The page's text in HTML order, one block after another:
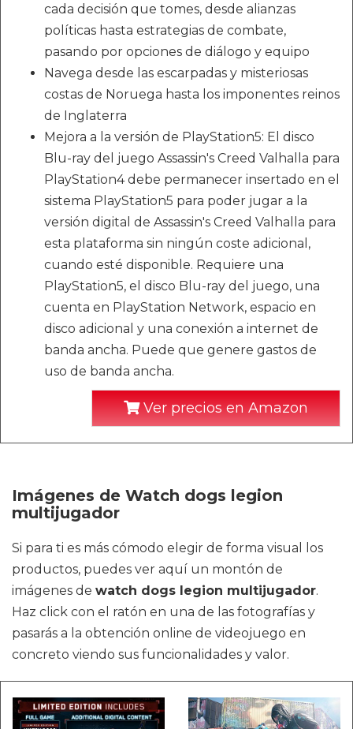
cada decisión que tomes, desde alianzas
políticas hasta estrategias de combate,
pasando por opciones de diálogo y equipo
Navega desde las escarpadas y misteriosas
costas de Noruega hasta los imponentes reinos
de Inglaterra
Mejora a la versión de PlayStation5: El disco
Blu-ray del juego Assassin's Creed Valhalla para
PlayStation4 debe permanecer insertado en el
sistema PlayStation5 para poder jugar a la
versión digital de Assassin's Creed Valhalla para
esta plataforma sin ningún coste adicional,
cuando esté disponible. Requiere una
PlayStation5, el disco Blu-ray del juego, una
cuenta en PlayStation Network, espacio en
disco adicional y una conexión a internet de
banda ancha. Puede que genere gastos de
uso de banda ancha.
Ver precios en Amazon
Imágenes de Watch dogs legion
multijugador
Si para ti es más cómodo elegir de forma visual los
productos, puedes ver aquí un montón de
imágenes de watch dogs legion multijugador.
Haz click con el ratón en una de las fotografías y
pasarás a la obtención online de videojuego en
concreto viendo sus funcionalidades y valor.